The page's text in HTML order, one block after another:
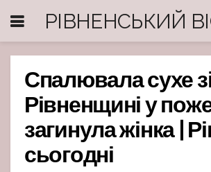
РІВНЕНСЬКИЙ
Спалювала сухе
Рівненщині у
загинула жінка |
сьогодні